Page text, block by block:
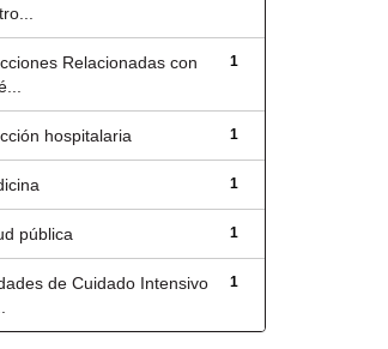
1
Relacionadas con
1
hospitalaria
1
1
pública
1
de Cuidado Intensivo